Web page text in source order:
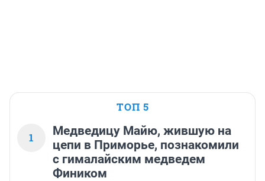
ТОП 5
1
Медведицу Майю, жившую на
цепи в Приморье, познакомили
с гималайским медведем
Фиником